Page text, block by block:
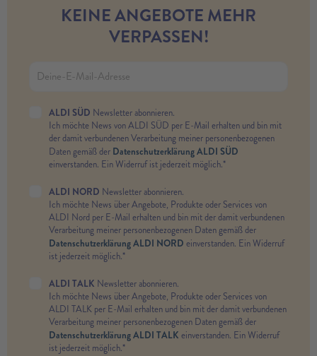
KEINE ANGEBOTE MEHR
VERPASSEN!
ALDI SÜD Newsletter abonnieren.
Ich möchte News von ALDI SÜD per E-Mail erhalten und bin mit
der damit verbundenen Verarbeitung meiner personenbezogenen
Daten gemäß der Datenschutzerklärung ALDI SÜD
einverstanden. Ein Widerruf ist jederzeit möglich.*
ALDI NORD Newsletter abonnieren.
Ich möchte News über Angebote, Produkte oder Services von
ALDI Nord per E-Mail erhalten und bin mit der damit verbundenen
Verarbeitung meiner personenbezogenen Daten gemäß der
Datenschutzerklärung ALDI NORD einverstanden. Ein Widerruf
ist jederzeit möglich.*
ALDI TALK Newsletter abonnieren.
Ich möchte News über Angebote, Produkte oder Services von
ALDI TALK per E-Mail erhalten und bin mit der damit verbundenen
Verarbeitung meiner personenbezogenen Daten gemäß der
Datenschutzerklärung ALDI TALK einverstanden. Ein Widerruf
ist jederzeit möglich.*